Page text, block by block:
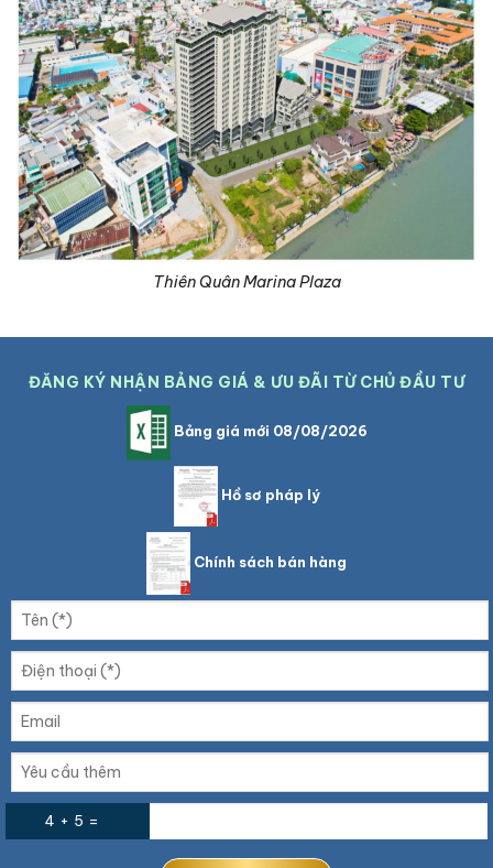
Thiên Quân Marina Plaza
ĐĂNG KÝ NHẬN BẢNG GIÁ & ƯU ĐÃI TỪ CHỦ ĐẦU TƯ
Bảng giá mới 08/08/2026
Hồ sơ pháp lý
Chính sách bán hàng
4 + 5 =